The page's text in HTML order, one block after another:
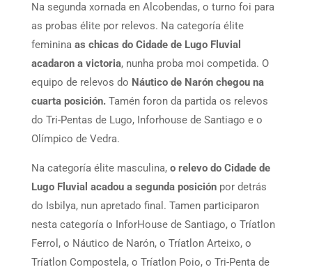
Na segunda xornada en Alcobendas, o turno foi para
as probas élite por relevos. Na categoría élite
femininaas chicas do Cidade de Lugo Fluvial
acadaron a victoria, nunha proba moi competida. O
equipo de relevos do Náutico de Narón chegou na
cuarta posición.Tamén foron da partida os relevos
do Tri-Pentas de Lugo, Inforhouse de Santiago e o
Olímpico de Vedra.
Na categoría élite masculina, o relevo do Cidade de
Lugo Fluvial acadou a segunda posiciónpor detrás
do Isbilya, nun apretado final. Tamen participaron
nesta categoría o InforHouse de Santiago, o Tríatlon
Ferrol, o Náutico de Narón, o Tríatlon Arteixo, o
Tríatlon Compostela, o Tríatlon Poio, o Tri-Penta de